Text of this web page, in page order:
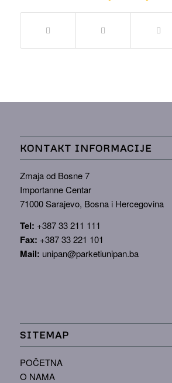
KONTAKT INFORMACIJE
Zmaja od Bosne 7
Importanne Centar
71000 Sarajevo, Bosna i Hercegovina
Tel: +387 33 211 111
Fax: +387 33 221 101
Mail: unipan@parketiunipan.ba
SITEMAP
POČETNA
O NAMA